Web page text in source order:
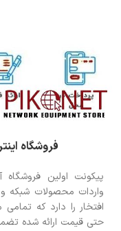
فروشگاه
پیکونت اولین
واردات محصولات شبکه
افتخار را دارد که
حتی قیمت ارائه شده